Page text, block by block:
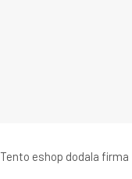
Tento eshop dodala firma